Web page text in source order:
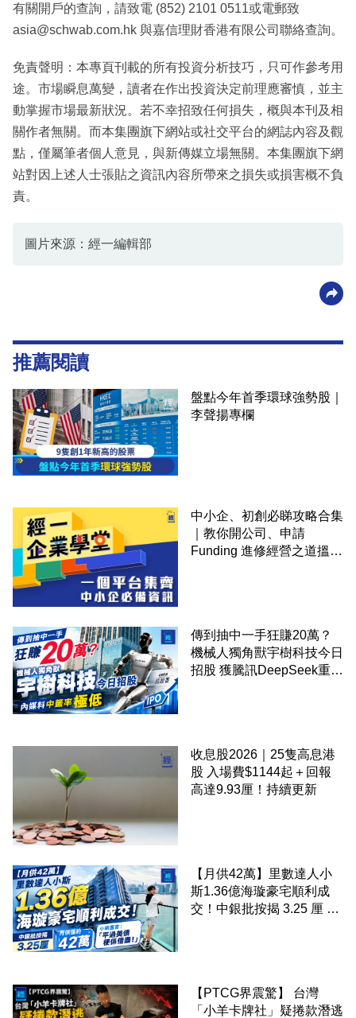
有關開戶的查詢，請致電 (852) 2101 0511或電郵致
asia@schwab.com.hk 與嘉信理財香港有限公司聯絡查詢。
免責聲明：本專頁刊載的所有投資分析技巧，只可作參考用
途。市場瞬息萬變，讀者在作出投資決定前理應審慎，並主
動掌握市場最新狀況。若不幸招致任何損失，概與本刊及相
關作者無關。而本集團旗下網站或社交平台的網誌內容及觀
點，僅屬筆者個人意見，與新傳媒立場無關。本集團旗下網
站對因上述人士張貼之資訊內容所帶來之損失或損害概不負
責。
圖片來源：經一編輯部
推薦閱讀
盤點今年首季環球強勢股｜
李聲揚專欄
中小企、初創必睇攻略合集
｜教你開公司、申請
Funding 進修經營之道搵大
傳到抽中一手狂賺20萬？
機械人獨角獸宇樹科技今日
招股 獲騰訊DeepSeek重倉
收息股2026｜25隻高息港
股 入場費$1144起＋回報
高達9.93厘！持續更新
【月供42萬】里數達人小
斯1.36億海璇豪宅順利成
交！中銀批按揭 3.25 厘 小
【PTCG界震驚】 台灣
「小羊卡牌社」疑捲款潛逃